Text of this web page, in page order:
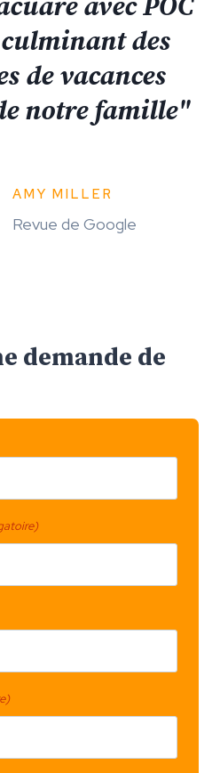
avec POC
des
de vacances
notre famille"
AMY MILLER
Revue de Google
demande de